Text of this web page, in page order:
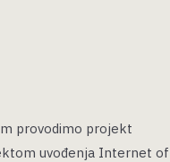
provodimo projekt
uvođenja Internet of